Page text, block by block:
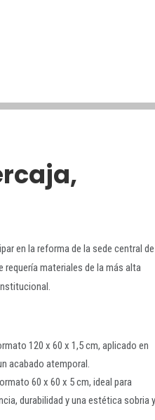
en la reforma de la sede central de
materiales de la más alta
120 x 60 x 1,5 cm, aplicado en
acabado atemporal.
60 x 60 x 5 cm, ideal para
durabilidad y una estética sobria y